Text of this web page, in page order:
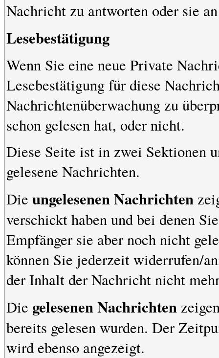
Nachricht zu antworten oder sie
Lesebestätigung
Wenn Sie eine neue Private
Lesebestätigung für diese
Nachrichtenüberwachung zu
schon gelesen hat, oder nicht.
Diese Seite ist in zwei Sektionen
gelesene Nachrichten.
Die ungelesenen Nachrichten
verschickt haben und bei denen
Empfänger sie aber noch nicht
können Sie jederzeit widerrufen/
der Inhalt der Nachricht nicht
Die gelesenen Nachrichten
bereits gelesen wurden. Der
wird ebenso angezeigt.